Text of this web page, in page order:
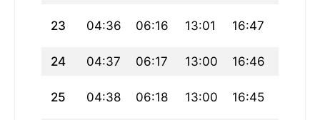
23 04:36 06:16 13:01 16:47
24 04:37 06:17 13:00 16:46
25 04:38 06:18 13:00 16:45